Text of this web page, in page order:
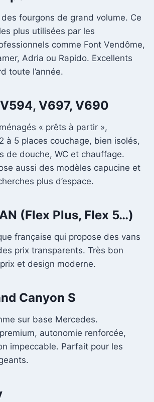
fourgons de grand volume. Ce
plus utilisées par les
comme Font Vendôme,
Adria ou Rapido. Excellents
toute l’année.
V697, V690
« prêts à partir »,
à 5 places couchage, bien isolés,
de douche, WC et chauffage.
aussi des modèles capucine et
plus d’espace.
(Flex Plus, Flex 5…)
française qui propose des vans
prix transparents. Très bon
et design moderne.
Canyon S
sur base Mercedes.
autonomie renforcée,
impeccable. Parfait pour les